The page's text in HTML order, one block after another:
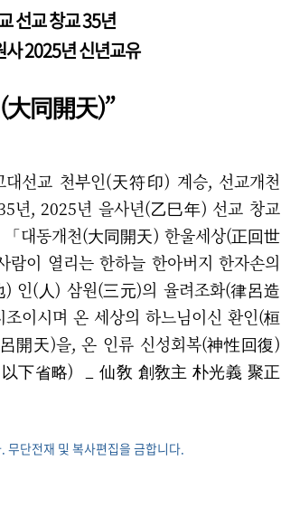
선교 창교 35년
사 2025년 신년교유
大同開天)”
선교 천부인(天符印) 계승, 선교개천
년, 2025년 을사년(乙巳年) 선교 창교
대동개천(大同開天) 한울세상(正回世
람이 열리는 한하늘 한아버지 한자손의
인(人) 삼원(三元)의 율려조화(律呂造
이시며 온 세상의 하느님이신 환인(桓
開天)을, 온 인류 신성회복(神性回復)
下省略) _ 仙敎 創敎主 朴光義 聚正
단전재 및 복사편집을 금합니다.